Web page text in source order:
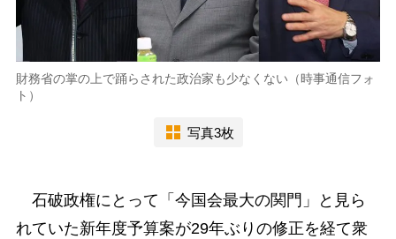
財務省の掌の上で踊らされた政治家も少なくない（時事通信フォ
ト）
写真3枚
石破政権にとって「今国会最大の関門」と見ら
れていた新年度予算案が29年ぶりの修正を経て衆